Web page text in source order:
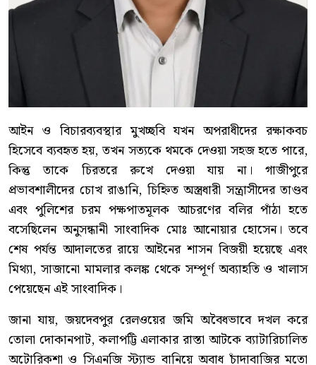
আইন ও বিচারব্যবস্থার মুখচ্ছবি যখন অপরাধীদের রক্ষাকবচ
হিসেবে ব্যবহৃত হয়, তখন সত্যকে থমকে দেওয়া সহজ হতে পারে,
কিন্তু তাকে চিরতরে রুখে দেওয়া যায় না। গাজীপুরে
প্রভাবশালীদের চোখ রাঙানি, চিহ্নিত অস্ত্রধারী সন্ত্রাসীদের তাণ্ডব
এবং পুলিশের চরম পক্ষপাতমূলক আচরণের বলির পাঁঠা হতে
বসেছিলেন অনুসন্ধানী সাংবাদিক মোঃ আনোয়ার হোসেন। তবে
শেষ পর্যন্ত আদালতের রায়ে আইনের শাসন বিজয়ী হয়েছে এবং
মিথ্যা, সাজানো মামলার কলঙ্ক থেকে সম্পূর্ণ অব্যাহতি ও খালাস
পেয়েছেন এই সাংবাদিক।
জানা যায়, জয়দেবপুর রেলওয়ের জমি অবৈধভাবে দখল করে
তোলা দোকানপাট, কলাপট্টি এলাকার রাস্তা আটকে ব্যাটারিচালিত
অটোরিকশা ও সিএনজি স্ট্যান্ড বানিয়ে অবাধ চাঁদাবাজির মতো